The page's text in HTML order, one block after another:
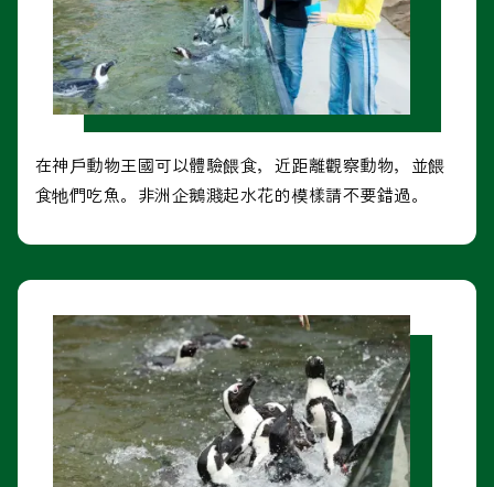
在神戶動物王國可以體驗餵食，近距離觀察動物，並餵
食牠們吃魚。非洲企鵝濺起水花的模樣請不要錯過。